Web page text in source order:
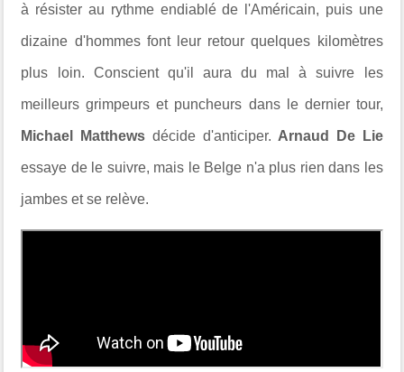
à résister au rythme endiablé de l'Américain, puis une
dizaine d'hommes font leur retour quelques kilomètres
plus loin. Conscient qu'il aura du mal à suivre les
meilleurs grimpeurs et puncheurs dans le dernier tour,
Michael Matthews décide d'anticiper. Arnaud De Lie
essaye de le suivre, mais le Belge n'a plus rien dans les
jambes et se relève.